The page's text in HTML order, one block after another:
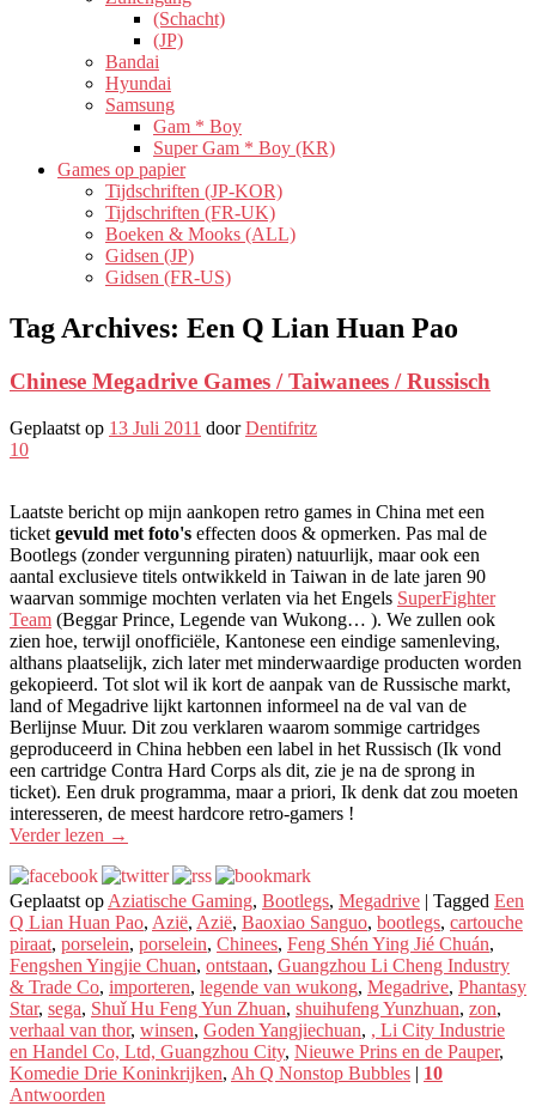
(Schacht)
(JP)
Bandai
Hyundai
Samsung
Gam * Boy
Super Gam * Boy (KR)
Games op papier
Tijdschriften (JP-KOR)
Tijdschriften (FR-UK)
Boeken & Mooks (ALL)
Gidsen (JP)
Gidsen (FR-US)
Tag Archives: Een Q Lian Huan Pao
Chinese Megadrive Games / Taiwanees / Russisch
Geplaatst op 13 Juli 2011 doorDentifritz
10
Laatste bericht op mijn aankopen retro games in China met een
ticket gevuld met foto's effecten doos & opmerken. Pas mal de
Bootlegs (zonder vergunning piraten) natuurlijk, maar ook een
aantal exclusieve titels ontwikkeld in Taiwan in de late jaren 90
waarvan sommige mochten verlaten via het Engels SuperFighter
Team (Beggar Prince, Legende van Wukong… ). We zullen ook
zien hoe, terwijl onofficiële, Kantonese een eindige samenleving,
althans plaatselijk, zich later met minderwaardige producten worden
gekopieerd. Tot slot wil ik kort de aanpak van de Russische markt,
land of Megadrive lijkt kartonnen informeel na de val van de
Berlijnse Muur. Dit zou verklaren waarom sommige cartridges
geproduceerd in China hebben een label in het Russisch (Ik vond
een cartridge Contra Hard Corps als dit, zie je na de sprong in
ticket). Een druk programma, maar a priori, Ik denk dat zou moeten
interesseren, de meest hardcore retro-gamers !
Verder lezen →
Geplaatst op Aziatische Gaming, Bootlegs, Megadrive | Tagged Een
Q Lian Huan Pao, Azië, Azië, Baoxiao Sanguo, bootlegs, cartouche
piraat, porselein, porselein, Chinees, Feng Shén Ying Jié Chuán,
Fengshen Yingjie Chuan, ontstaan, Guangzhou Li Cheng Industry
& Trade Co, importeren, legende van wukong, Megadrive, Phantasy
Star, sega, Shuǐ Hu Feng Yun Zhuan, shuihufeng Yunzhuan, zon,
verhaal van thor, winsen, Goden Yangjiechuan, , Li City Industrie
en Handel Co, Ltd, Guangzhou City, Nieuwe Prins en de Pauper,
Komedie Drie Koninkrijken, Ah Q Nonstop Bubbles | 10
Antwoorden